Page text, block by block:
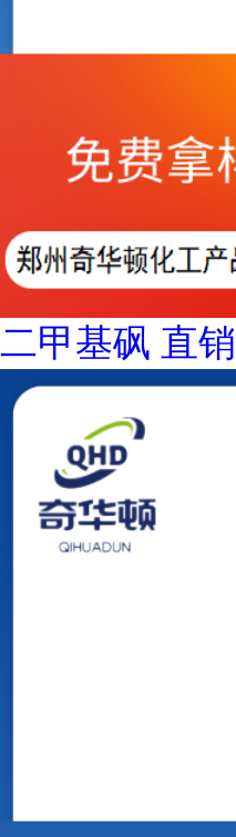
二甲基砜 直销